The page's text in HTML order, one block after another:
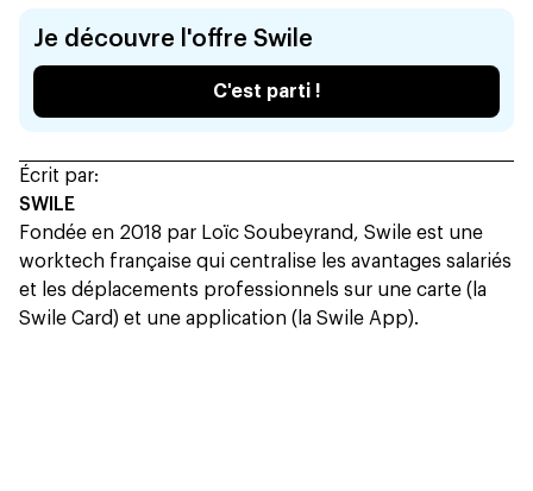
Je découvre l'offre Swile
C'est parti !
Écrit par:
SWILE
Fondée en 2018 par Loïc Soubeyrand, Swile est une
worktech française qui centralise les avantages salariés
et les déplacements professionnels sur une carte (la
Swile Card) et une application (la Swile App).